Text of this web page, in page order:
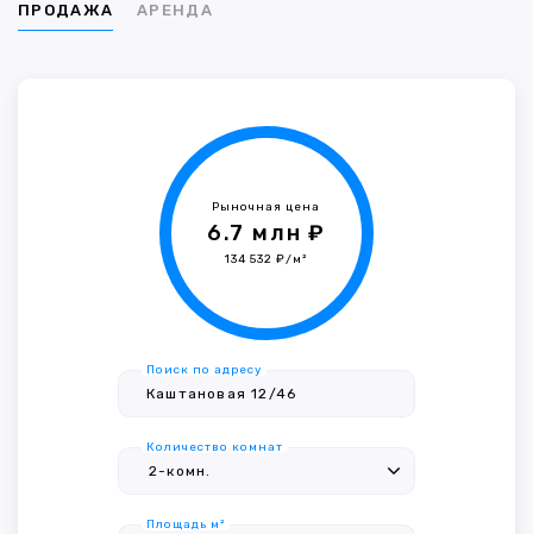
ПРОДАЖА АРЕНДА
Рыночная цена
6.7 млн ₽
134 532 ₽/м²
Поиск по адресу
Количество комнат
Площадь м²